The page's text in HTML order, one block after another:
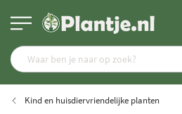
Kind en huisdiervriendelijke planten